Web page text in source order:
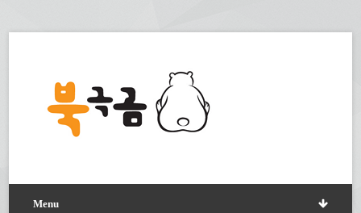
Menu